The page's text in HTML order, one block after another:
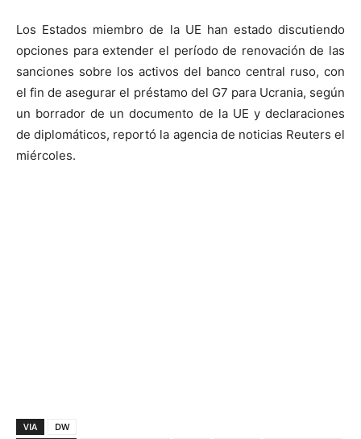
Los Estados miembro de la UE han estado discutiendo
opciones para extender el período de renovación de las
sanciones sobre los activos del banco central ruso, con
el fin de asegurar el préstamo del G7 para Ucrania, según
un borrador de un documento de la UE y declaraciones
de diplomáticos, reportó la agencia de noticias Reuters el
miércoles.
VIA DW